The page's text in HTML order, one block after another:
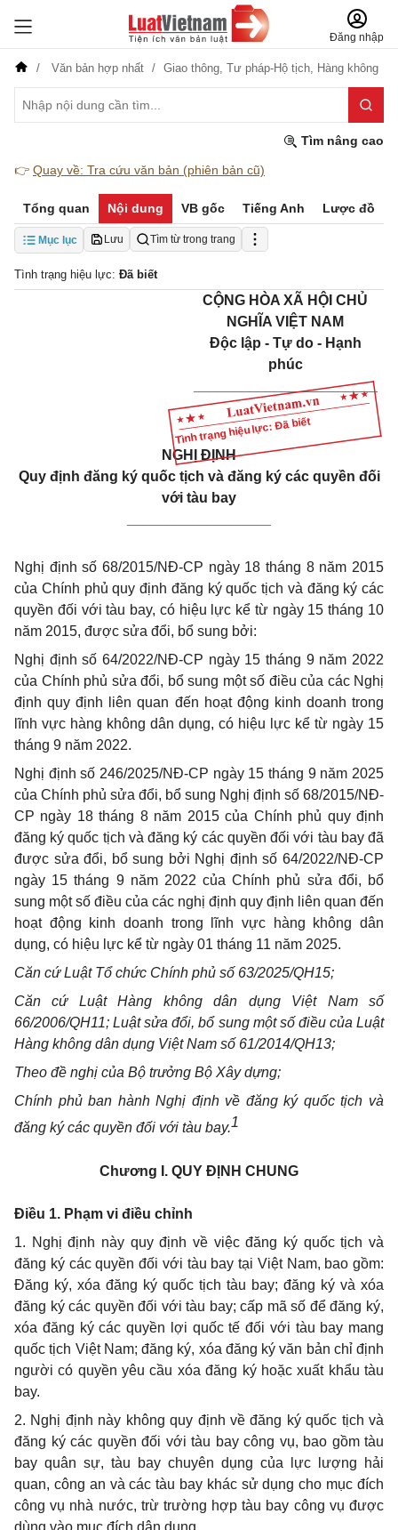
Đăng nhập
Văn bản hợp nhất Giao thông, Tư pháp-Hộ tịch, Hàng không
Tìm nâng cao
👉 Quay về: Tra cứu văn bản (phiên bản cũ)
Tổng quan Nội dung VB gốc Tiếng Anh Lược đồ
Mục lục Lưu Tìm từ trong trang
Tình trạng hiệu lực: Đã biết
Tình trạng hiệu lực: Đã biết
CỘNG HÒA XÃ HỘI CHỦ
NGHĨA VIỆT NAM
Độc lập - Tự do - Hạnh
phúc
_______________________
NGHỊ ĐỊNH
Quy định đăng ký quốc tịch và đăng ký các quyền đối
với tàu bay
Nghị định số 68/2015/NĐ-CP ngày 18 tháng 8 năm 2015
của Chính phủ quy định đăng ký quốc tịch và đăng ký các
quyền đối với tàu bay, có hiệu lực kể từ ngày 15 tháng 10
năm 2015, được sửa đổi, bổ sung bởi:
Nghị định số 64/2022/NĐ-CP ngày 15 tháng 9 năm 2022
của Chính phủ sửa đổi, bổ sung một số điều của các Nghị
định quy định liên quan đến hoạt động kinh doanh trong
lĩnh vực hàng không dân dụng, có hiệu lực kể từ ngày 15
tháng 9 năm 2022.
Nghị định số 246/2025/NĐ-CP ngày 15 tháng 9 năm 2025
của Chính phủ sửa đổi, bổ sung Nghị định số 68/2015/NĐ-
CP ngày 18 tháng 8 năm 2015 của Chính phủ quy định
đăng ký quốc tịch và đăng ký các quyền đối với tàu bay đã
được sửa đổi, bổ sung bởi Nghị định số 64/2022/NĐ-CP
ngày 15 tháng 9 năm 2022 của Chính phủ sửa đổi, bổ
sung một số điều của các nghị định quy định liên quan đến
hoạt động kinh doanh trong lĩnh vực hàng không dân
dụng, có hiệu lực kể từ ngày 01 tháng 11 năm 2025.
Căn cứ Luật Tổ chức Chính phủ số 63/2025/QH15;
Căn cứ Luật Hàng không dân dụng Việt Nam số
66/2006/QH11; Luật sửa đổi, bổ sung một số điều của Luật
Hàng không dân dụng Việt Nam số 61/2014/QH13;
Theo đề nghị của Bộ trưởng Bộ Xây dựng;
Chính phủ ban hành Nghị định về đăng ký quốc tịch và
đăng ký các quyền đối với tàu bay.1
Chương I. QUY ĐỊNH CHUNG
Điều 1. Phạm vi điều chỉnh
1. Nghị định này quy định về việc đăng ký quốc tịch và
đăng ký các quyền đối với tàu bay tại Việt Nam, bao gồm:
Đăng ký, xóa đăng ký quốc tịch tàu bay; đăng ký và xóa
đăng ký các quyền đối với tàu bay; cấp mã số để đăng ký,
xóa đăng ký các quyền lợi quốc tế đối với tàu bay mang
quốc tịch Việt Nam; đăng ký, xóa đăng ký văn bản chỉ định
người có quyền yêu cầu xóa đăng ký hoặc xuất khẩu tàu
bay.
2. Nghị định này không quy định về đăng ký quốc tịch và
đăng ký các quyền đối với tàu bay công vụ, bao gồm tàu
bay quân sự, tàu bay chuyên dụng của lực lượng hải
quan, công an và các tàu bay khác sử dụng cho mục đích
công vụ nhà nước, trừ trường hợp tàu bay công vụ được
dùng vào mục đích dân dụng.